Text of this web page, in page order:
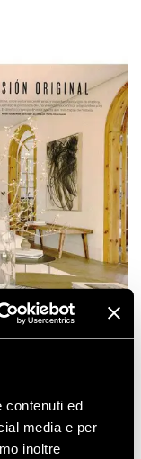
contenuti ed
media e per
inoltre